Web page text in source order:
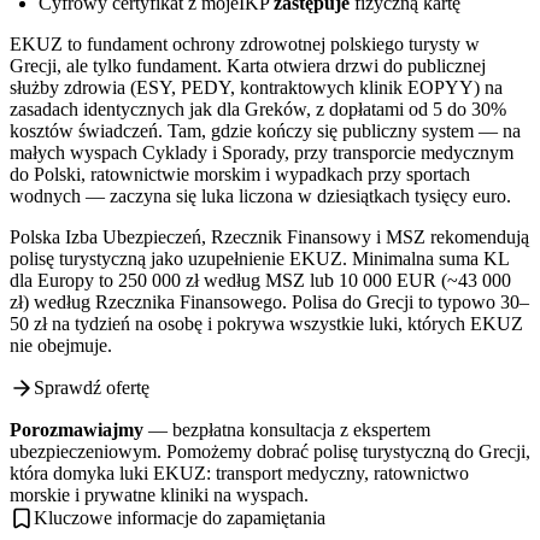
EKUZ to fundament ochrony zdrowotnej polskiego turysty w
Grecji, ale tylko fundament. Karta otwiera drzwi do publicznej
służby zdrowia (ESY, PEDY, kontraktowych klinik EOPYY) na
zasadach identycznych jak dla Greków, z dopłatami od 5 do 30%
kosztów świadczeń. Tam, gdzie kończy się publiczny system — na
małych wyspach Cyklady i Sporady, przy transporcie medycznym
do Polski, ratownictwie morskim i wypadkach przy sportach
wodnych — zaczyna się luka liczona w dziesiątkach tysięcy euro.
Polska Izba Ubezpieczeń, Rzecznik Finansowy i MSZ rekomendują
polisę turystyczną jako uzupełnienie EKUZ. Minimalna suma KL
dla Europy to 250 000 zł według MSZ lub 10 000 EUR (~43 000
zł) według Rzecznika Finansowego. Polisa do Grecji to typowo 30–
50 zł na tydzień na osobę i pokrywa wszystkie luki, których EKUZ
nie obejmuje.
Sprawdź ofertę
Porozmawiajmy — bezpłatna konsultacja z ekspertem
ubezpieczeniowym. Pomożemy dobrać polisę turystyczną do Grecji,
która domyka luki EKUZ: transport medyczny, ratownictwo
morskie i prywatne kliniki na wyspach.
Kluczowe informacje do zapamiętania